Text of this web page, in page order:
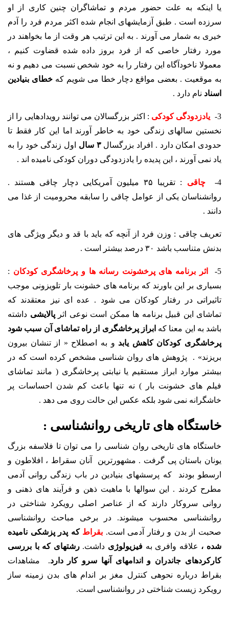
یا اینکه به علت حضور مردم و تماشاگران چنین کاری از او
سرزده است . طبق آزمایشهای انجام شده اکثر مردم فرد را آدم
خیری به شمار می آورند . به این ترتیب هر وقت از ما بخواهند در
مورد رفتار خاصی که از فرد بروز داده شده قضاوت کنیم ،
معمولا ناخودآگاه این رفتار را به خود شخص نسبت می دهیم و نه
به موقعیت . بعضی مواقع دچار خطا می شویم کهخطای بنیادین
اسناد نام دارد .
3- یادزدودگی کودکی : اکثر بزرگسالان می توانند رویدادهایی را از
نخستین سالهای زندگی خود به خاطر آورند اما این کار فقط تا
حدودی امکان دارد . افراد بزرگسال۳ سال
اول زندگی خود را به
یاد نمی آورند ، این پدیده را یادزدودگی دوران کودکی نامیده اند .
4- چاقی
: تقریبا ۳۵ میلیون آمریکایی دچار چاقی هستند .
روانشناسان یکی از عوامل چاقی را سابقه محرومیت از غذا می
دانند .
تعریف چاقی : وزن فرد از آنچه که باید با قد و دیگر ویژگی های
بدنش متناسب باشد ۳۰ درصد بیشتر است .
5- اثر برنامه های پرخشونت رسانه ها و پرخاشگری کودکان :
بسیاری بر این باورند که برنامه های خشونت بار تلویزونی موجب
تاثیراتی در رفتار کودکان می شود . عده ای نیز معتقدند که
تماشای این قبیل برنامه ها ممکن است نوعی اثرپالایشی داشته
باشد به این معنا که ابراز پرخاشگری از راه تماشای آن سبب شود
پرخاشگری کودکان کاهش یابد و به اصطلاح « از تنشان بیرون
بریزند» . پژوهش های روان شناسی مشخص کرده است که در
بیشتر موارد ابراز مستقیم یا نیابتی پرخاشگری ( مانند تماشای
فیلم های خشونت بار ) نه تنها باعث کم شدن احساسات پر
خاشگرانه نمی شود بلکه عکس این حالت روی می دهد .
خاستگاه های تاریخی روانشناسی :
خاستگاه های تاریخی روان شناسی را می توان تا فلاسفه بزرگ
یونان باستان پی گرفت . مشهورترین آنان سقراط ، افلاطون و
ارسطو بودند که پرسش­های بنیادین در باب زندگی روانی آدمی
مطرح کردند . این سوالها با ماهیت ذهن و فرآیند های ذهنی و
روانی سروکار دارند که از عناصر اصلی رویکرد شناختی در
روانشناسی محسوب می­شوند. در برخی مباحث روانشناسی
صحبت از بدن و رفتار آدمی است. بقراط که پدر پزشکی نامیده
شده ، علاقه وافری به فیزیولوژی داشت.رشته­ای که با بررسی
کارکردهای جاندران و اندامهای آنها سرو کار دارد. مشاهدات
بقراط درباره نحوه­ی کنترل مغز بر اندام های بدن زمینه ساز
رویکرد زیست شناختی در روانشناسی است.